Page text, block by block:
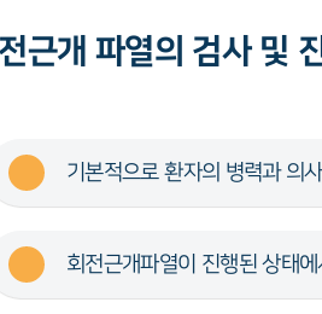
근개 파열의 검사 및
기본적으로 환자의 병력과 의
회전근개파열이 진행된 상태